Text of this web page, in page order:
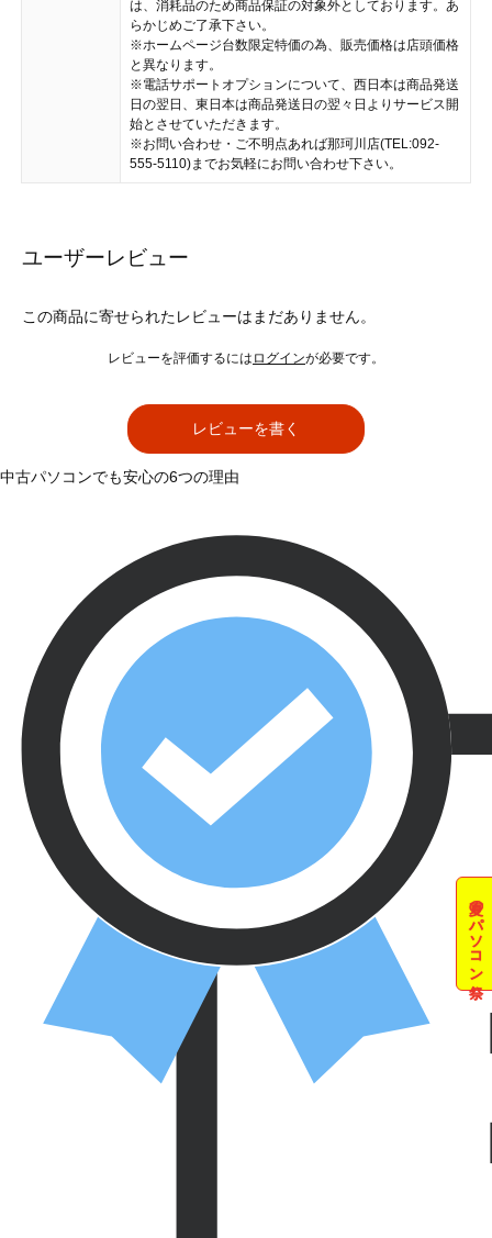
は、消耗品のため商品保証の対象外としております。あ
らかじめご了承下さい。
※ホームページ台数限定特価の為、販売価格は店頭価格
と異なります。
※電話サポートオプションについて、西日本は商品発送
日の翌日、東日本は商品発送日の翌々日よりサービス開
始とさせていただきます。
※お問い合わせ・ご不明点あれば那珂川店(TEL:092-
555-5110)までお気軽にお問い合わせ下さい。
ユーザーレビュー
この商品に寄せられたレビューはまだありません。
レビューを評価するには ログインが必要です。
レビューを書く
夏のパソコン祭
中古パソコンでも安心の6つの理由